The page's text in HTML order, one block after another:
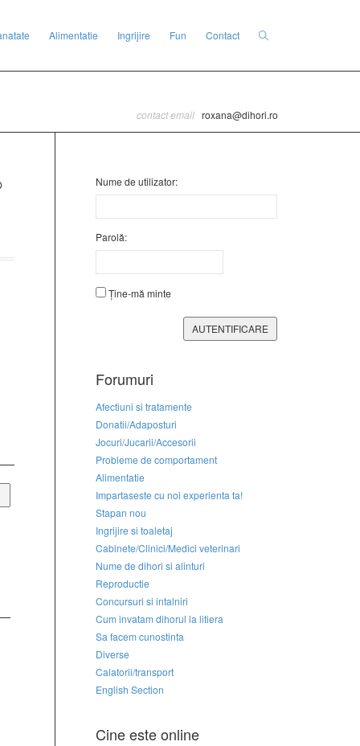
Alimentatie Ingrijire Fun Contact
contact email roxana@dihori.ro
Nume de utilizator:
Parolă:
Ține-mă minte
AUTENTIFICARE
Forumuri
Afectiuni si tratamente
Donatii/Adaposturi
Jocuri/Jucarii/Accesorii
Probleme de comportament
Alimentatie
Impartaseste cu noi experienta ta!
Stapan nou
Ingrijire si toaletaj
Cabinete/Clinici/Medici veterinari
Nume de dihori si alinturi
Reproductie
Concursuri si intalniri
Cum invatam dihorul la litiera
Sa facem cunostinta
Diverse
Calatorii/transport
English Section
Cine este online